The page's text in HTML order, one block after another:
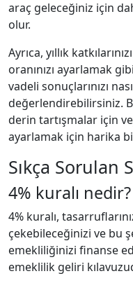
araç geleceğiniz için
olur.
Ayrıca, yıllık
oranınızı ayarlamak
vadeli sonuçlarınızı
değerlendirebilirsiniz.
derin tartışmalar için
ayarlamak için harika
Sıkça Sorulan
4% kuralı nedir?
4% kuralı,
çekebileceğinizi ve bu
emekliliğinizi finanse
emeklilik geliri